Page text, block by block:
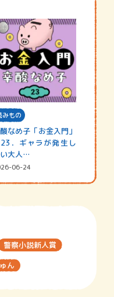
みもの
なめ子「お金入門」
．ギャラが発生し
大人…
06-24
警察小説新人賞
ん